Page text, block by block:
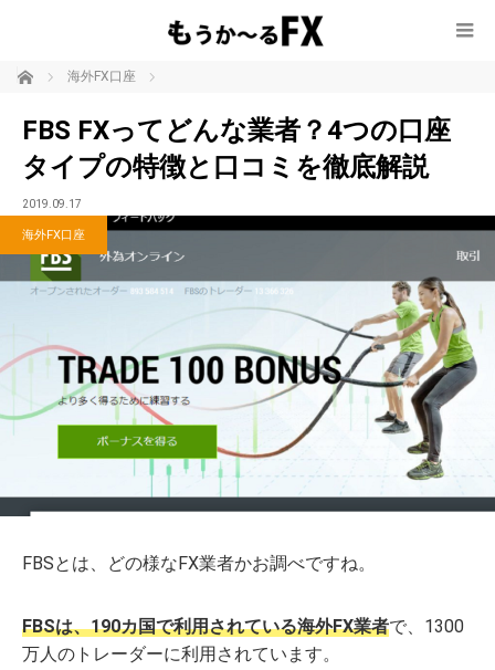
ホーム 海外FX口座
FBS FXってどんな業者？4つの口座
タイプの特徴と口コミを徹底解説
海外FX口座
2019.09.17
FBSとは、どの様なFX業者かお調べですね。
FBSは、190カ国で利用されている海外FX業者で、1300
万人のトレーダーに利用されています。